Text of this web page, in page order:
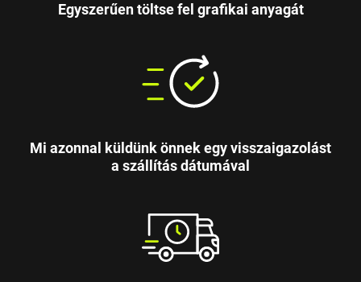
Egyszerűen töltse fel grafikai anyagát
Mi azonnal küldünk önnek egy visszaigazolást
a szállítás dátumával